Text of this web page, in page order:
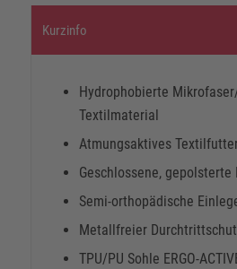
Kurzinfo
Hydrophobierte
Textilmaterial
Atmungsaktives
Geschlossene, gepolsterte
Semi-orthopädische
Metallfreier
TPU/PU Sohle ERGO-